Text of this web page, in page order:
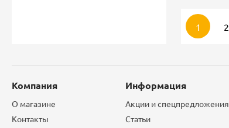
1 2
Компания
О магазине
Контакты
Информация
Акции и спецпредложения
Статьи